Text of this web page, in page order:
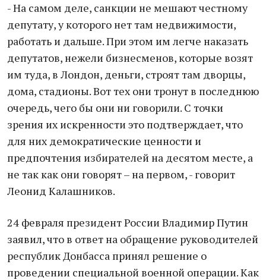
- На самом деле, санкции не мешают честному
депутату, у которого нет там недвижимости,
работать и дальше. При этом им легче наказать
депутатов, нежели бизнесменов, которые возят
им туда, в Лондон, деньги, строят там дворцы,
дома, стадионы. Вот тех они тронут в последнюю
очередь, чего бы они ни говорили. С точки
зрения их искренности это подтверждает, что
для них демократические ценности и
предпочтения избирателей на десятом месте, а
не так как они говорят – на первом, - говорит
Леонид Калашников.
24 февраля президент России Владимир Путин
заявил, что в ответ на обращение руководителей
республик Донбасса принял решение о
проведении специальной военной операции. Как